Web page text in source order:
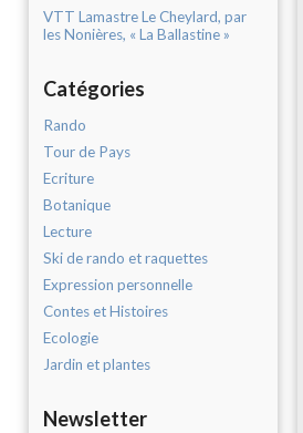
VTT Lamastre Le Cheylard, par
les Nonières, « La Ballastine »
Catégories
Rando
Tour de Pays
Ecriture
Botanique
Lecture
Ski de rando et raquettes
Expression personnelle
Contes et Histoires
Ecologie
Jardin et plantes
Newsletter